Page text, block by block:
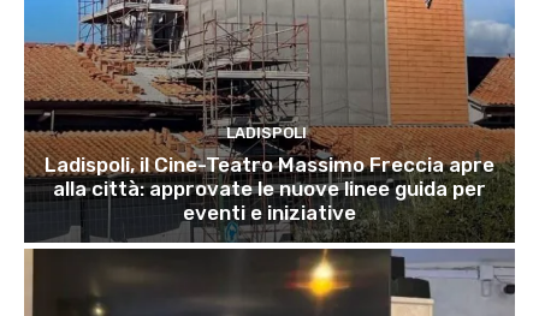
LADISPOLI
Ladispoli, il Cine-Teatro Massimo Freccia apre
alla città: approvate le nuove linee guida per
eventi e iniziative